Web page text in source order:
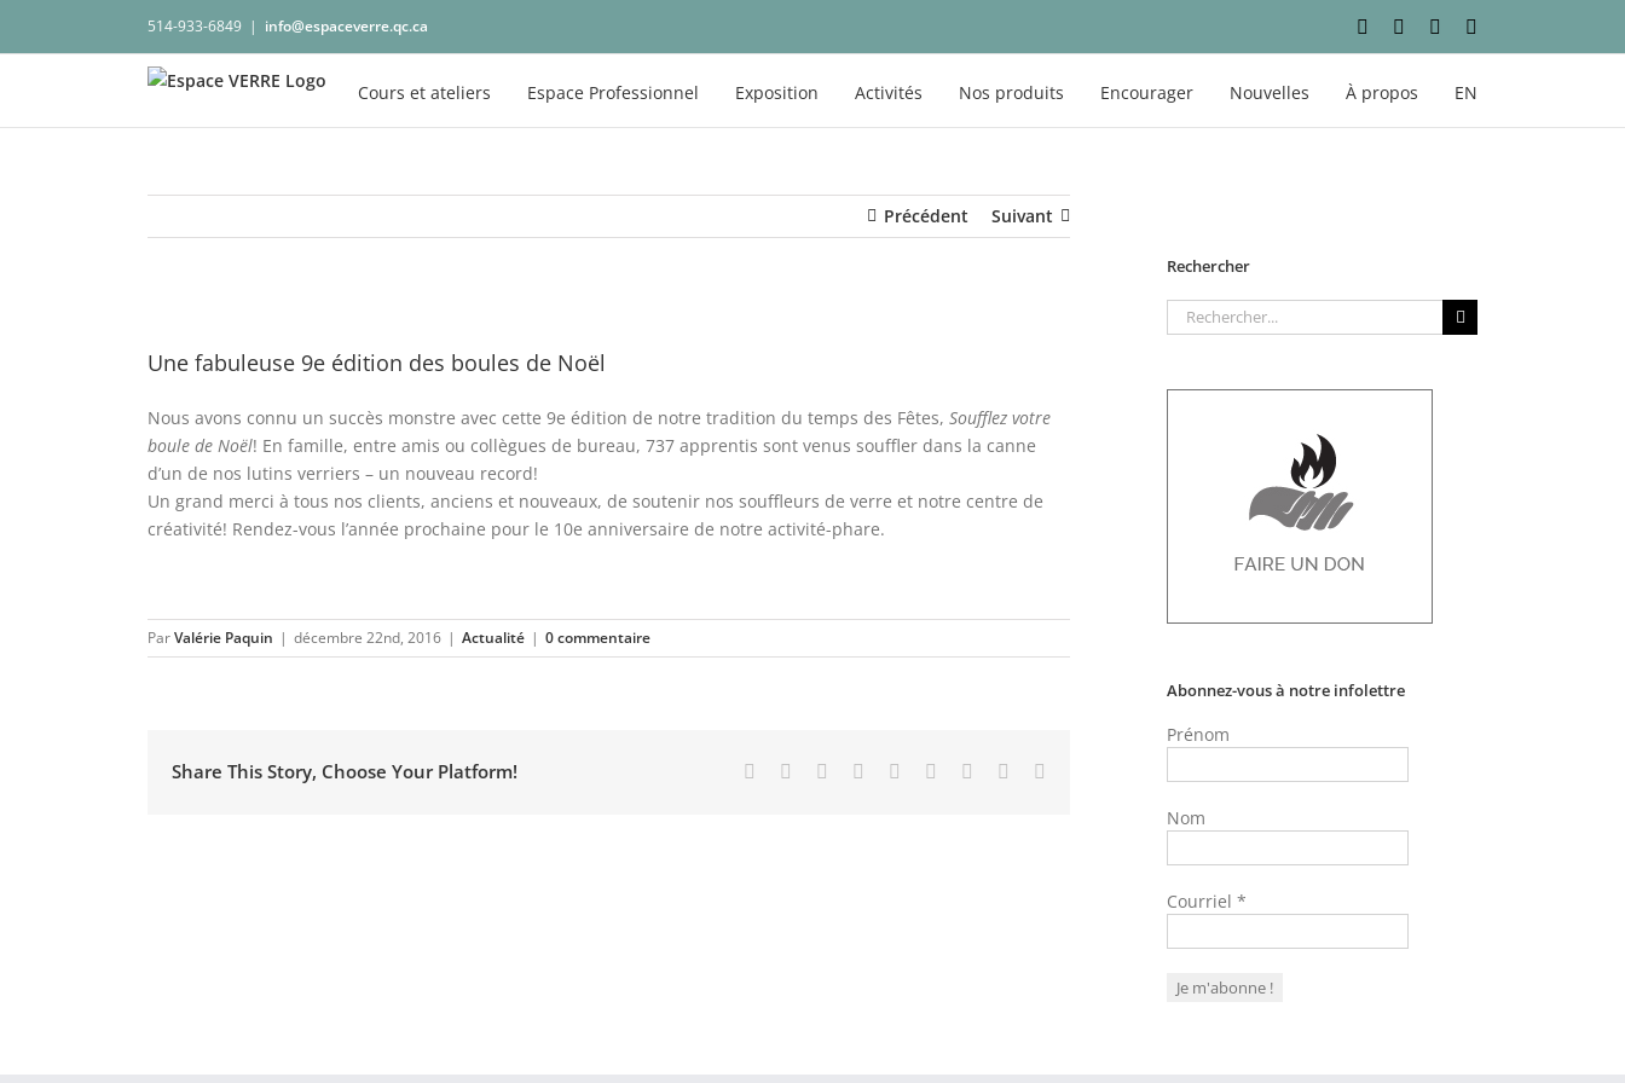
514-933-6849 | info@espaceverre.qc.ca FacebookInstagramYouTube
Cours et ateliers Espace Professionnel Exposition Activités Nos produits Encourager Nouvelles À propos EN
Précédent Suivant
l'image
agrandie
Une fabuleuse 9e édition des boules de Noël
Nous avons connu un succès monstre avec cette 9e édition de notre tradition du temps des Fêtes, Soufflez votre
boule de Noël! En famille, entre amis ou collègues de bureau, 737 apprentis sont venus souffler dans la canne
d’un de nos lutins verriers – un nouveau record!
Un grand merci à tous nos clients, anciens et nouveaux, de soutenir nos souffleurs de verre et notre centre de
créativité! Rendez-vous l’année prochaine pour le 10e anniversaire de notre activité-phare.
ParValérie Paquin | décembre 22nd, 2016 | Actualité | 0 commentaire
Share This Story, Choose Your Platform! Facebook Reddit LinkedInWhatsApp
TumblrPinterest
Rechercher
Rechercher:
Abonnez-vous à notre infolettre
Prénom
Nom
Courriel *